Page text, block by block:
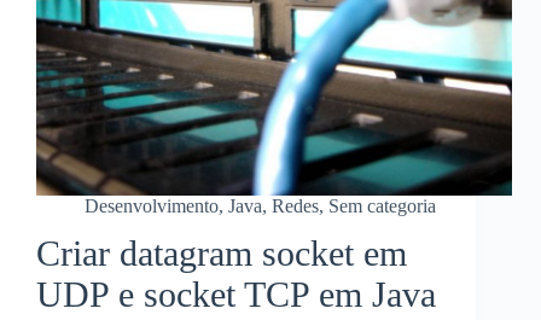
Desenvolvimento, Java, Redes, Sem categoria
Criar datagram socket em
UDP e socket TCP em Java